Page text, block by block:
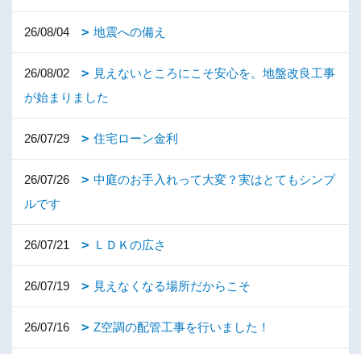
26/08/04 地震への備え
26/08/02
見えないところにこそ安心を。地盤改良工事
が始まりました
26/07/29 住宅ローン金利
26/07/26
中庭のお手入れって大変？実はとてもシンプ
ルです
26/07/21 ＬＤＫの広さ
26/07/19 見えなくなる場所だからこそ
26/07/16 Z空調の配管工事を行いました！